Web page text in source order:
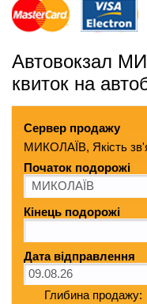
Автовокзал
квиток на
Сервер продажу
МИКОЛАЇВ, Якість
Початок подорожі
Кінець подорожі
Дата відправлення
Глибина продажу: